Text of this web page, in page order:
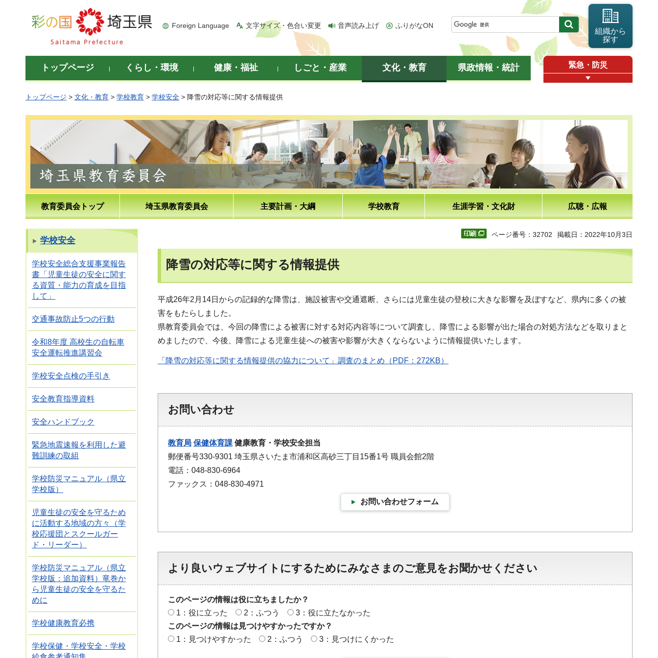
彩の国 埼玉県
Foreign Language 文字サイズ・色合い変更 音声読み上げ ふりがなON
組織から
探す
トップページ くらし・環境 健康・福祉 しごと・産業 文化・教育 県政情報・統計 緊急・防災
トップページ > 文化・教育 > 学校教育 > 学校安全 > 降雪の対応等に関する情報提供
教育委員会トップ 埼玉県教育委員会 主要計画・大綱 学校教育 生涯学習・文化財 広聴・広報
学校安全
学校安全総合支援事業報告
書「児童生徒の安全に関す
る資質・能力の育成を目指
して」
交通事故防止5つの行動
令和8年度 高校生の自転車
安全運転推進講習会
学校安全点検の手引き
安全教育指導資料
安全ハンドブック
緊急地震速報を利用した避
難訓練の取組
学校防災マニュアル（県立
学校版）
児童生徒の安全を守るため
に活動する地域の方々（学
校応援団とスクールガー
ド・リーダー）
学校防災マニュアル（県立
学校版：追加資料）竜巻か
ら児童生徒の安全を守るた
めに
学校健康教育必携
学校保健・学校安全・学校
ページ番号：32702 掲載日：2022年10月3日
降雪の対応等に関する情報提供
平成26年2月14日からの記録的な降雪は、施設被害や交通遮断、さらには児童生徒の登校に大きな影響を及ぼすなど、県内に多くの被
害をもたらしました。
県教育委員会では、今回の降雪による被害に対する対応内容等について調査し、降雪による影響が出た場合の対処方法などを取りまと
めましたので、今後、降雪による児童生徒への被害や影響が大きくならないように情報提供いたします。
「降雪の対応等に関する情報提供の協力について」調査のまとめ（PDF：272KB）
お問い合わせ
教育局 保健体育課健康教育・学校安全担当
郵便番号330-9301 埼玉県さいたま市浦和区高砂三丁目15番1号 職員会館2階
電話：048-830-6964
ファックス：048-830-4971
お問い合わせフォーム
より良いウェブサイトにするためにみなさまのご意見をお聞かせください
このページの情報は役に立ちましたか？
1：役に立った
2：ふつう
3：役に立たなかった
このページの情報は見つけやすかったですか？
1：見つけやすかった
2：ふつう 3：見つけにくかった